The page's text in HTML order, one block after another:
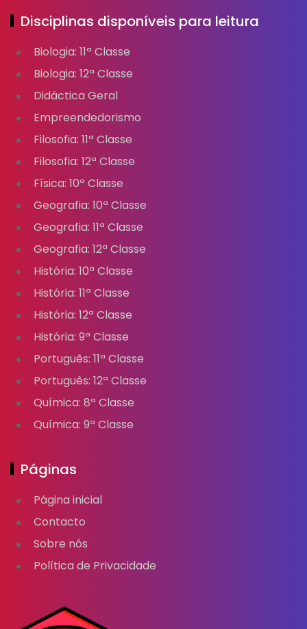
Disciplinas disponíveis para leitura
Biologia: 11ª Classe
Biologia: 12ª Classe
Didáctica Geral
Empreendedorismo
Filosofia: 11ª Classe
Filosofia: 12ª Classe
Física: 10ª Classe
Geografia: 10ª Classe
Geografia: 11ª Classe
Geografia: 12ª Classe
História: 10ª Classe
História: 11ª Classe
História: 12ª Classe
História: 9ª Classe
Português: 11ª Classe
Português: 12ª Classe
Química: 8ª Classe
Química: 9ª Classe
Páginas
Página inicial
Contacto
Sobre nós
Política de Privacidade